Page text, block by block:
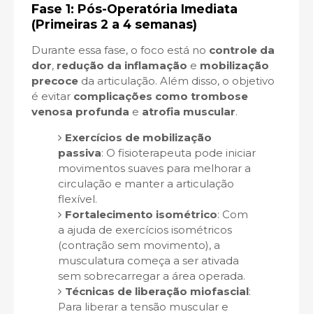
Fase 1: Pós-Operatória Imediata
(Primeiras 2 a 4 semanas)
Durante essa fase, o foco está no controle da
dor, redução da inflamação e mobilização
precoce da articulação. Além disso, o objetivo
é evitar complicações como trombose
venosa profunda e atrofia muscular.
Exercícios de mobilização
passiva: O fisioterapeuta pode iniciar
movimentos suaves para melhorar a
circulação e manter a articulação
flexível.
Fortalecimento isométrico: Com
a ajuda de exercícios isométricos
(contração sem movimento), a
musculatura começa a ser ativada
sem sobrecarregar a área operada.
Técnicas de liberação miofascial:
Para liberar a tensão muscular e